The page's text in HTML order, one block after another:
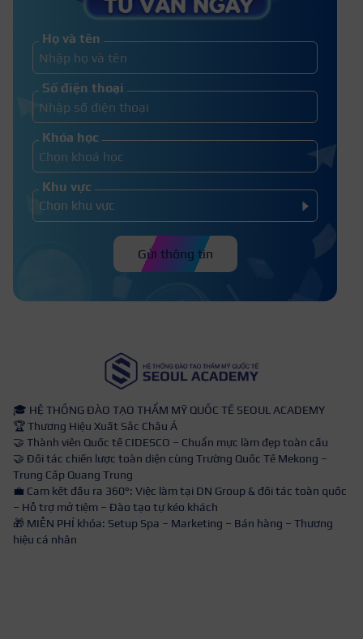
Giữ được bao lâu?
Xông hơi đá muối Himalaya là gì? Bí
quyết chăm sóc sức khỏe toàn diện
Họ và tên
Số điện thoại
Khóa học
Khu vực
Gửi thông tin
🎓 HỆ THỐNG ĐÀO TẠO THẨM MỸ QUỐC TẾ SEOUL ACADEMY
🏆 Thương Hiệu Xuất Sắc Châu Á
🤝 Thành viên Quốc tế CIDESCO – Chuẩn mực làm đẹp toàn cầu
🤝 Đối tác chiến lược toàn diện cùng Trường Quốc Tế Mekong –
Trung Cấp Quang Trung
💼 Cam kết đầu ra 360°: Việc làm tại DN Group & đối tác toàn quốc
– Hỗ trợ mở tiệm – Đào tạo tự kéo khách
🎁 MIỄN PHÍ khóa: Setup Spa – Marketing – Bán hàng – Thương
hiệu cá nhân